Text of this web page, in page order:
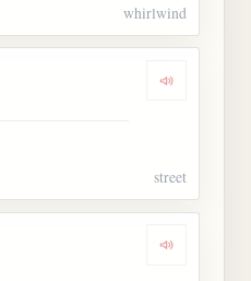
whirlwind
Dengarkan
street
Dengarkan